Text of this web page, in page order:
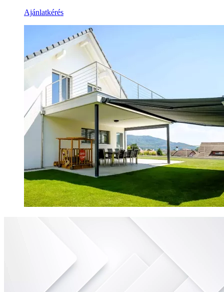
Ajánlatkérés